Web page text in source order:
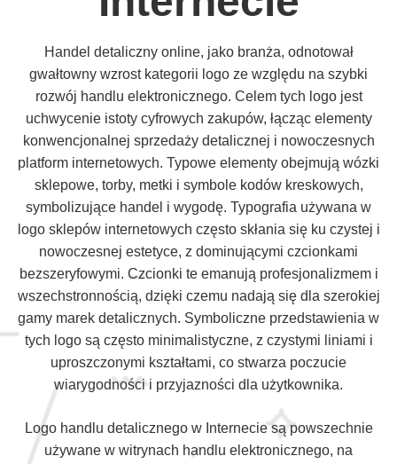
Handel detaliczny online, jako branża, odnotował
gwałtowny wzrost kategorii logo ze względu na szybki
rozwój handlu elektronicznego. Celem tych logo jest
uchwycenie istoty cyfrowych zakupów, łącząc elementy
konwencjonalnej sprzedaży detalicznej i nowoczesnych
platform internetowych. Typowe elementy obejmują wózki
sklepowe, torby, metki i symbole kodów kreskowych,
symbolizujące handel i wygodę. Typografia używana w
logo sklepów internetowych często skłania się ku czystej i
nowoczesnej estetyce, z dominującymi czcionkami
bezszeryfowymi. Czcionki te emanują profesjonalizmem i
wszechstronnością, dzięki czemu nadają się dla szerokiej
gamy marek detalicznych. Symboliczne przedstawienia w
tych logo są często minimalistyczne, z czystymi liniami i
uproszczonymi kształtami, co stwarza poczucie
wiarygodności i przyjazności dla użytkownika.
Logo handlu detalicznego w Internecie są powszechnie
używane w witrynach handlu elektronicznego, na